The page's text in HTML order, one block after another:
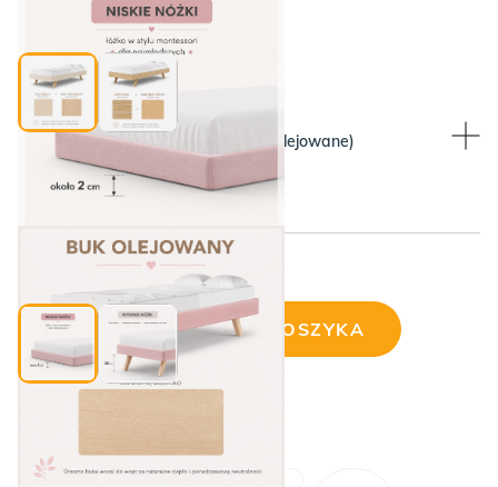
Rama Raw Beech, nóżki lity buk
Niskie, wymienne na wysokie
WYBIERZ KOLOR NÓŻEK:
WYBIERZ KOLOR NÓŻEK:
Bukowe nóżki (lite drewno olejowane)
Cena wybranej konfiguracji:
ilość
Wyprzedaż!
Niebieskie
łóżko
REDU
niskie
DODAJ DO KOSZYKA